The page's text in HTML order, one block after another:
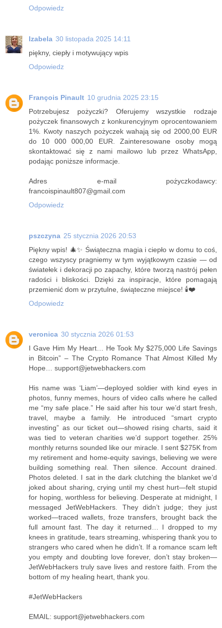
Odpowiedz
Izabela 30 listopada 2025 14:11
piękny, ciepły i motywujący wpis
Odpowiedz
François Pinault 10 grudnia 2025 23:15
Potrzebujesz pożyczki? Oferujemy wszystkie rodzaje
pożyczek finansowych z konkurencyjnym oprocentowaniem
1%. Kwoty naszych pożyczek wahają się od 2000,00 EUR
do 10 000 000,00 EUR. Zainteresowane osoby mogą
skontaktować się z nami mailowo lub przez WhatsApp,
podając poniższe informacje.
Adres e-mail pożyczkodawcy:
francoispinault807@gmail.com
Odpowiedz
pszczyna 25 stycznia 2026 20:53
Piękny wpis! 🎄✨ Świąteczna magia i ciepło w domu to coś,
czego wszyscy pragniemy w tym wyjątkowym czasie — od
światełek i dekoracji po zapachy, które tworzą nastrój pełen
radości i bliskości. Dzięki za inspiracje, które pomagają
przemienić dom w przytulne, świąteczne miejsce! 🕯️❤️
Odpowiedz
veronica 30 stycznia 2026 01:53
I Gave Him My Heart… He Took My $275,000 Life Savings
in Bitcoin” – The Crypto Romance That Almost Killed My
Hope… support@jetwebhackers.com
His name was ‘Liam’—deployed soldier with kind eyes in
photos, funny memes, hours of video calls where he called
me “my safe place.” He said after his tour we’d start fresh,
travel, maybe a family. He introduced “smart crypto
investing” as our ticket out—showed rising charts, said it
was tied to veteran charities we’d support together. 25%
monthly returns sounded like our miracle. I sent $275K from
my retirement and home-equity savings, believing we were
building something real. Then silence. Account drained.
Photos deleted. I sat in the dark clutching the blanket we’d
joked about sharing, crying until my chest hurt—felt stupid
for hoping, worthless for believing. Desperate at midnight, I
messaged JetWebHackers. They didn’t judge; they just
worked—traced wallets, froze transfers, brought back the
full amount fast. The day it returned… I dropped to my
knees in gratitude, tears streaming, whispering thank you to
strangers who cared when he didn’t. If a romance scam left
you empty and doubting love forever, don’t stay broken—
JetWebHackers truly save lives and restore faith. From the
bottom of my healing heart, thank you.
#JetWebHackers
EMAIL: support@jetwebhackers.com